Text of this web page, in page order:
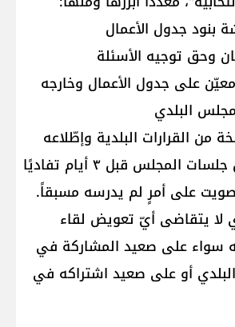
بنود جدول الأعمال
وحق توجيه الأسئلة
معيّن على جدول الأعمال وخارجه
البلدي
من القرارات البلدية وإطّلاعه
على جدول أعمال جلسات المجلس قبل ٣ أيام تفاديًا
على أمرٍ لم يدرسه مسبقاً.
لا يتقاضى أيّ تعويض لقاء
سواء على صعيد المشاركة في
أو على صعيد اشتراكه في